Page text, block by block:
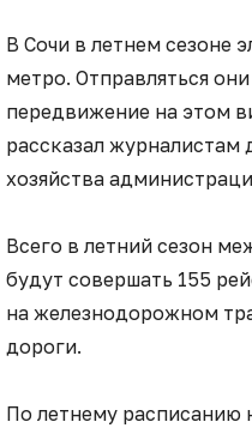
В Сочи в летнем сезоне
метро. Отправляться
передвижение на этом
рассказал
хозяйства
Всего в летний сезон
будут совершать 155
на железнодорожном
дороги.
По летнему расписанию